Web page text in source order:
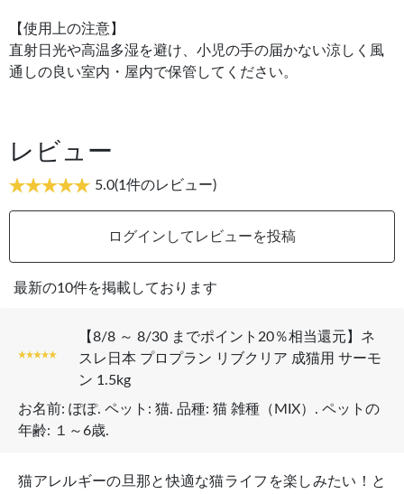
【使用上の注意】
直射日光や高温多湿を避け、小児の手の届かない涼しく風
通しの良い室内・屋内で保管してください。
レビュー
5.0(1件のレビュー)
ログインしてレビューを投稿
最新の10件を掲載しております
【8/8 ～ 8/30 までポイント20％相当還元】ネ
スレ日本 プロプラン リブクリア 成猫用 サーモ
ン 1.5kg
お名前: ぽぽ. ペット: 猫. 品種: 猫 雑種（MIX） . ペットの
年齢: １～6歳.
​猫アレルギーの旦那と快適な猫ライフを楽しみたい！と